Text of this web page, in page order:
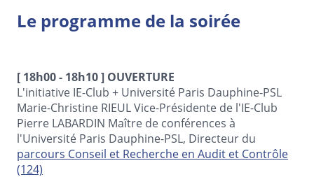
Le programme de la soirée
[ 18h00 - 18h10 ] OUVERTURE
L'initiative IE-Club + Université Paris Dauphine-PSL
Marie-Christine RIEUL Vice-Présidente de l'IE-Club
Pierre LABARDIN Maître de conférences à
l'Université Paris Dauphine-PSL, Directeur du
parcours Conseil et Recherche en Audit et Contrôle
(124)